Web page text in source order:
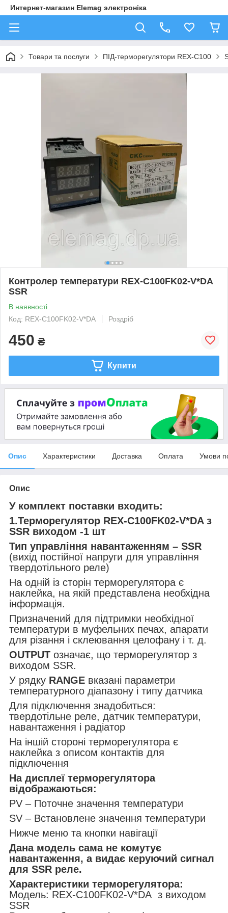
Интернет-магазин Elemag электроніка
Товари та послуги ПІД-терморегулятори REX-C100
Контролер температури REX-C100FK02-V*DA
SSR
В наявності
Код: REX-C100FK02-V*DА
Роздріб
450 ₴
Купити
Опис Характеристики Доставка Оплата Умови
Опис
У комплект поставки входить:
1.Терморегулятор REX-C100FK02-V*DAз
SSR виходом -1 шт
Тип управління навантаженням – SSR
(вихід постійної напруги для управління
твердотільного реле)
На одній із сторін терморегулятора є
наклейка, на якій представлена необхідна
інформація.
Призначений для підтримки необхідної
температури в муфельних печах, апарати
для різання і склеювання целофану і т. д.
OUTPUT означає, що терморегулятор з
виходом SSR.
У рядку RANGE вказані параметри
температурного діапазону і типу датчика
Для підключення знадобиться:
твердотільне реле, датчик температури,
навантаження і радіатор
На іншій стороні терморегулятора є
наклейка з описом контактів для
підключення
На дисплеї терморегулятора
відображаються:
PV – Поточне значення температури
SV – Встановлене значення температури
Нижче меню та кнопки навігації
Дана модель сама не комутує
навантаження, а видає керуючий сигнал
для SSR реле.
Характеристики терморегулятора:
Модель: REX-C100FK02-V*DA з виходом
SSR